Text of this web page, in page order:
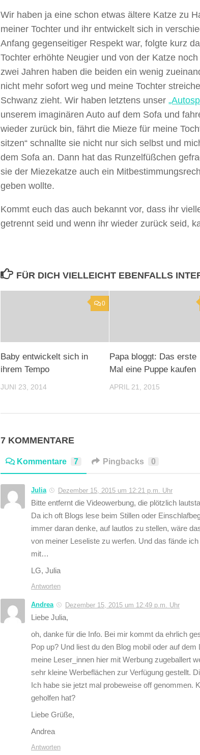
Wir haben ja eine schon etwas ältere Katze zu
meiner Tochter und ihr entwickelt sich in
Anfang gegenseitiger Respekt war, folgte kurz
Tochter erhöhte Neugier und von der Katze
zwei Jahren haben die beiden ein wenig
nicht mehr sofort weg und meine Tochter
Schwanz zieht. Wir haben letztens unser
unserem imaginären Auto auf dem Sofa und
wieder zurück bin, fährt die Mieze für meine
sitzen“ schnallte sie nicht nur sich selbst und
dem Sofa an. Dann hat das Runzelfüßchen
sie der Miezekatze auch ein
geben wollte.
Kommt euch das auch bekannt vor, dass ihr
getrennt seid und wenn ihr wieder zurück seid,
FÜR DICH VIELLEICHT EBENFALLS
0
Baby entwickelt sich in
ihrem Tempo
JUNI 23, 2014
Papa bloggt: Das erste
Mal eine Puppe kaufen
APRIL 21, 2015
7 KOMMENTARE
Kommentare 7 Pingbacks 0
Julia Dezember 15, 2015 um 12:21 p.m. Uhr
Bitte entfernt die Videowerbung, die plötzlich
Da ich oft Blogs lese beim Stillen oder
immer daran denke, auf lautlos zu stellen, wäre
von meiner Leseliste zu werfen. Und das fände
mit…
LG, Julia
Antworten
Andrea Dezember 15, 2015 um 12:49 p.m. Uhr
Liebe Julia,
oh, danke für die Info. Bei mir kommt da ehrlich
Pop up? Und liest du den Blog mobil oder auf
meine Leser_innen hier mit Werbung zugeballert
sehr kleine Werbeflächen zur Verfügung gestellt.
Ich habe sie jetzt mal probeweise off genommen.
geholfen hat?
Liebe Grüße,
Andrea
Antworten